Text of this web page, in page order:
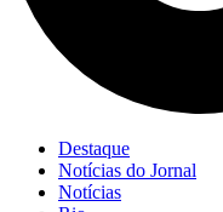
Destaque
Notícias do Jornal
Notícias